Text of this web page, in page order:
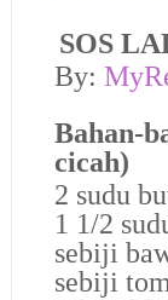
SOS
By:
Bahan-
cicah)
2 sudu
1 1/2
sebiji
sebiji